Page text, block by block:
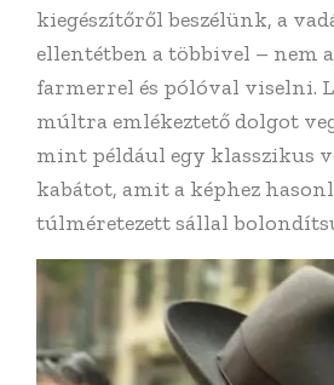
kiegészítőről beszélünk, a
ellentétben a többivel – nem
farmerrel és pólóval viselni.
múltra emlékeztető dolgot
mint például egy klasszikus
kabátot, amit a képhez
túlméretezett sállal